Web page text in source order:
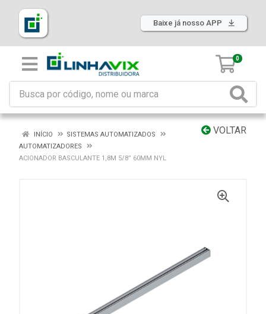
Baixe já nosso APP
0
VOLTAR
INÍCIO
SISTEMAS AUTOMATIZADOS
AUTOMATIZADORES
ACIONADOR BASCULANTE 1,8M 5/8” 60MM NYL